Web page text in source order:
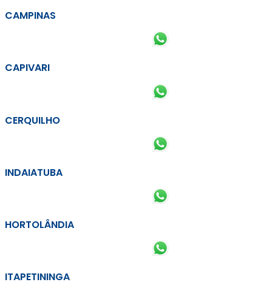
CAMPINAS
CAPIVARI
CERQUILHO
INDAIATUBA
HORTOLÂNDIA
ITAPETININGA